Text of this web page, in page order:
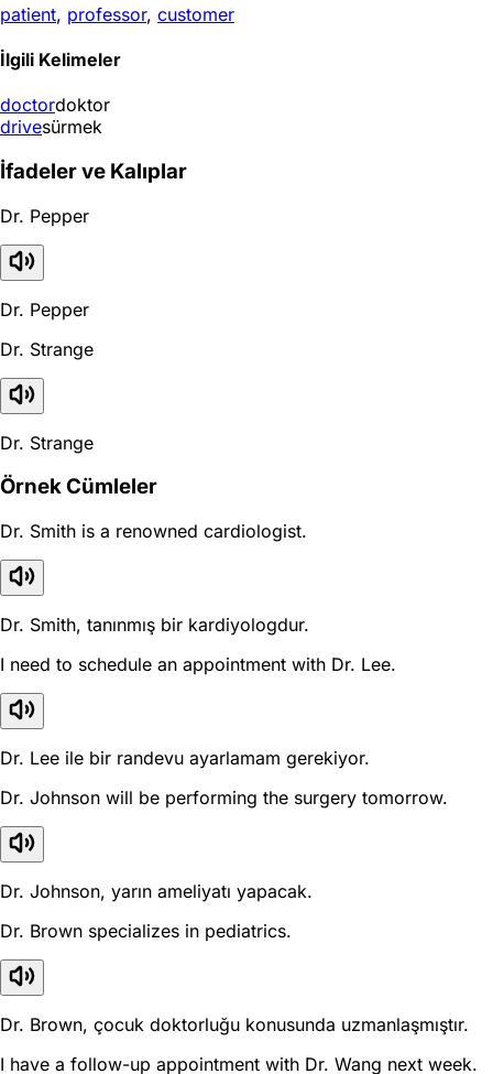
patient, professor, customer
İlgili Kelimeler
doctordoktor
drivesürmek
İfadeler ve Kalıplar
Dr. Pepper
Dr. Pepper
Dr. Strange
Dr. Strange
Örnek Cümleler
Dr. Smith is a renowned cardiologist.
Dr. Smith, tanınmış bir kardiyologdur.
I need to schedule an appointment with Dr. Lee.
Dr. Lee ile bir randevu ayarlamam gerekiyor.
Dr. Johnson will be performing the surgery tomorrow.
Dr. Johnson, yarın ameliyatı yapacak.
Dr. Brown specializes in pediatrics.
Dr. Brown, çocuk doktorluğu konusunda uzmanlaşmıştır.
I have a follow-up appointment with Dr. Wang next week.